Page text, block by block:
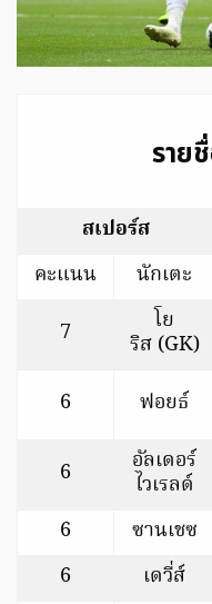
ราย
สเปอร์ส
คะแนน
นักเตะ
7
โย
ริส (GK)
6 ฟอยธ์
6 อัลเดอร์
ไวเรลด์
6
ซานเชซ
6
เดวี่ส์